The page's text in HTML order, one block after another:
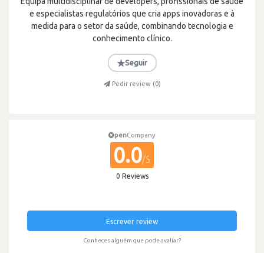
e especialistas regulatórios que cria apps inovadoras e à
medida para o setor da saúde, combinando tecnologia e
conhecimento clínico.
★Seguir
Pedir review (0)
penCompany
0.0/5
0 Reviews
Escrever review
Conheces alguém que pode avaliar?